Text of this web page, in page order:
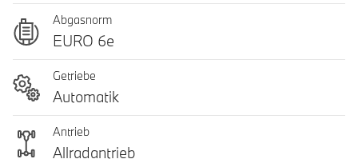
Abgasnorm
EURO 6e
Getriebe
Automatik
Antrieb
Allradantrieb